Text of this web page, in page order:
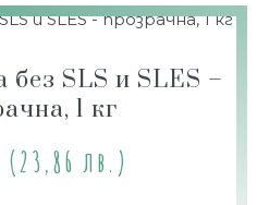
без SLS и SLES –
1 кг
(23,86 лв.)